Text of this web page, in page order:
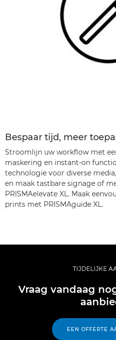
Bespaar tijd, meer
Stroomlijn uw workflow met
maskering en instant-on
technologie voor diverse
en maak tastbare signage of
PRISMAelevate XL. Maak
prints met PRISMAguide XL.
TIJDELIJKE
Vraag vandaag
EEN OFFERTE